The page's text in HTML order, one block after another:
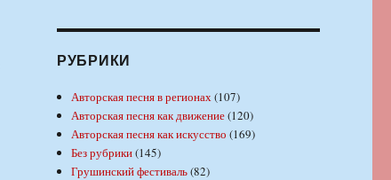
РУБРИКИ
Авторская песня в регионах(107)
Авторская песня как движение(120)
Авторская песня как искусство (169)
Без рубрики(145)
Грушинский фестиваль(82)